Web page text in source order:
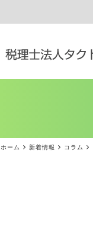
ホーム 新着情報 コラム